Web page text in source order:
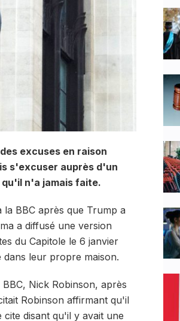
excuses en raison
s'excuser auprès d'un
n'a jamais faite.
la BBC après que Trump a
a diffusé une version
du Capitole le 6 janvier
dans leur propre maison.
Nick Robinson, après
Robinson affirmant qu'il
disant qu'il y avait une